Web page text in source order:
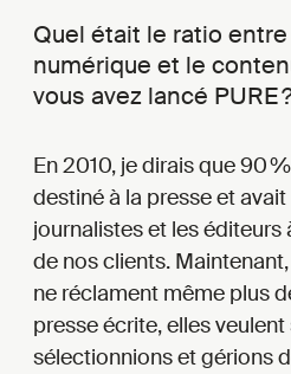
Quel était le ratio
numérique et le
vous avez lancé PURE
En 2010, je dirais que 90
destiné à la presse et
journalistes et les
de nos clients.
ne réclament même plus
presse écrite, elles
sélectionnions et gérions